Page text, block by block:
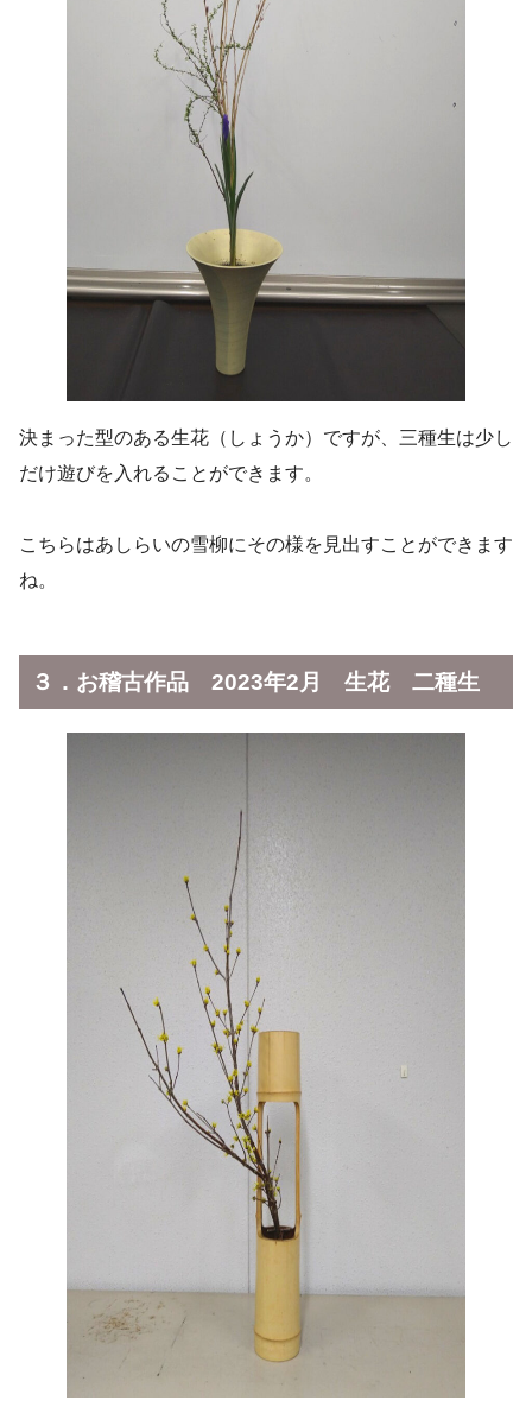
決まった型のある生花（しょうか）ですが、三種生は少し
だけ遊びを入れることができます。
こちらはあしらいの雪柳にその様を見出すことができます
ね。
３．お稽古作品 2023年2月 生花 二種生